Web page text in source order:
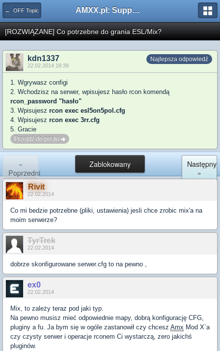
← OFF Topic AMXX.pl: Support AMX Mod X i SourceMod
[ROZWIĄZANE] Co potrzebne do grania ESL/Mix?
Najlepsza odpowiedź
kdn1337
22.02.2014 18:39
1. Wgrywasz configi
2. Wchodzisz na serwer, wpisujesz hasło rcon komendą
rcon_password "hasło"
3. Wpisujesz rcon exec esl5on5pol.cfg
4. Wpisujesz rcon exec 3rr.cfg
5. Gracie
Przejdź do postu
Zablokowany
«
Poprzedni
Następny
»
Rivit
22.02.2014
Co mi bedzie potrzebne (pliki, ustawienia) jesli chce zrobic mix'a na
moim serwerze?
TyrTrek
22.02.2014
dobrze skonfigurowane serwer.cfg to na pewno ,
ex0
22.02.2014
Mix, to zależy teraz pod jaki typ.
Na pewno musisz mieć odpowiednie mapy, dobrą konfigurację CFG,
pluginy a fu. Ja bym się w ogóle zastanowił czy chcesz Amx Mod X`a
czy czysty serwer i operacje rconem Ci wystarczą, zero jakichś
pluginów.